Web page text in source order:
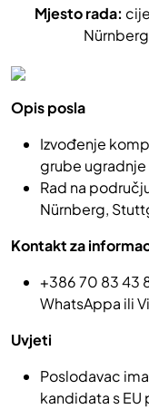
Mjesto rada:
Opis posla
Izvođenje
grube
Rad na
Nürnberg,
Kontakt za
+386 70 83 43
WhatsAppa ili
Uvjeti
Poslodavac
kandidata s EU